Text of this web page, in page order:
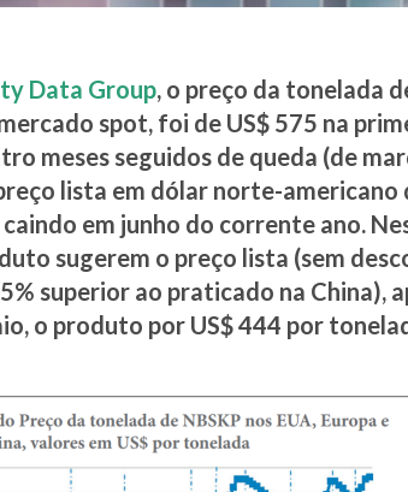
Data Group, o preço da tonelada
spot, foi de US$ 575 na
meses seguidos de queda (de
lista em dólar norte-americano
em junho do corrente ano.
sugerem o preço lista (sem
superior ao praticado na China),
o produto por US$ 444 por